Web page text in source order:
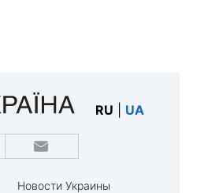
RU UA
Новости Украины